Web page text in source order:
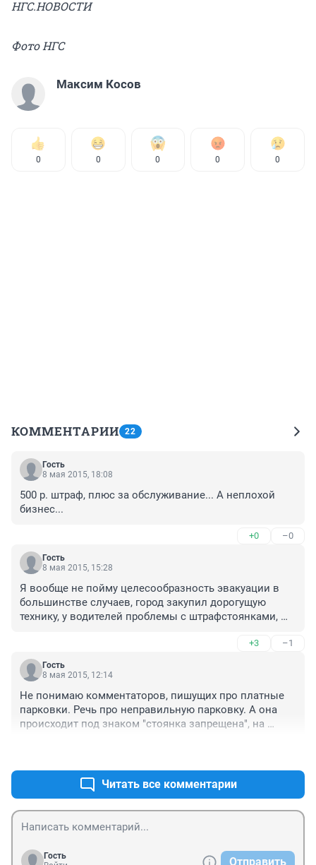
НГС.НОВОСТИ
Фото НГС
Максим Косов
0 0 0 0 0
КОММЕНТАРИИ 22
Гость
8 мая 2015, 18:08
500 р. штраф, плюс за обслуживание... А неплохой
бизнес...
+0 –0
Гость
8 мая 2015, 15:28
Я вообще не пойму целесообразность эвакуации в
большинстве случаев, город закупил дорогущую
технику, у водителей проблемы с штрафстоянками,
закупить устройства для блокировки авто на месте?
Более логичное решение на мой взгляд
+3 –1
Гость
8 мая 2015, 12:14
Не понимаю комментаторов, пишущих про платные
парковки. Речь про неправильную парковку. А она
происходит под знаком "стоянка запрещена", на
Читать все комментарии
Гость
Отправить